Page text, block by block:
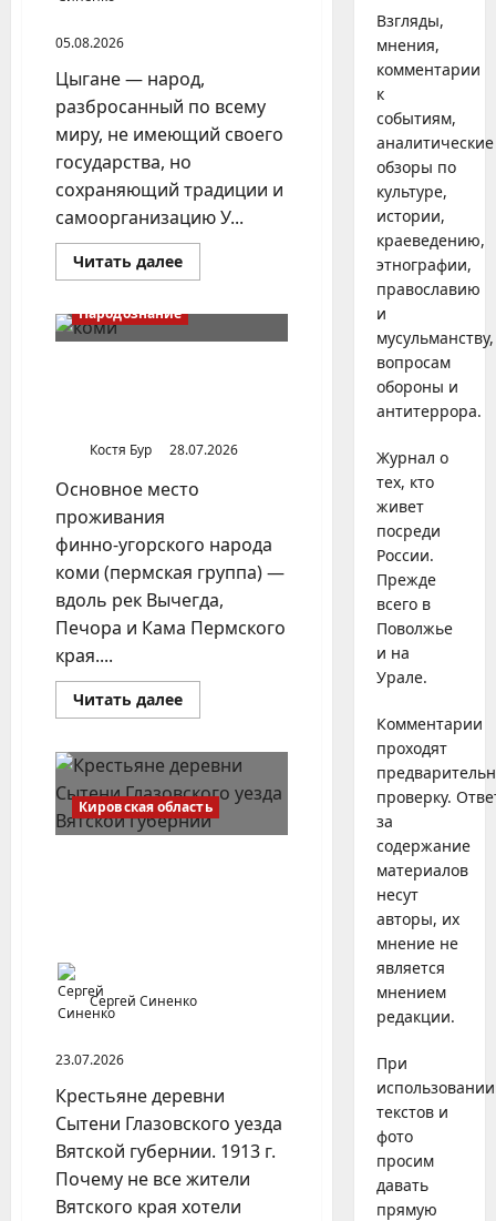
05.08.2026
Цыгане — народ,
разбросанный по всему
миру, не имеющий своего
государства, но
сохраняющий традиции и
самоорганизацию У...
Читать далееПрочитать
больше
в
Центральной
Народознание
Костя Бур
28.07.2026
Основное место
проживания
финно‑угорского народа
коми (пермская группа) —
вдоль рек Вычегда,
Печора и Кама Пермского
края....
Читать далееПрочитать
больше
народ
коми
в
Сибири
и
на
Кировская область
Сергей Синенко
23.07.2026
Крестьяне деревни
Сытени Глазовского уезда
Вятской губернии. 1913 г.
Почему не все жители
Вятского края хотели
Взгляды,
мнения,
комментарии
к
событиям,
аналитические
обзоры по
культуре,
истории,
краеведению,
этнографии,
православию
и
мусульманству,
вопросам
обороны и
антитеррора.
Журнал о
тех, кто
живет
посреди
России.
Прежде
всего в
Поволжье
и на
Урале.
Комментарии
проходят
проверку.
за
содержание
материалов
несут
авторы, их
мнение не
является
мнением
редакции.
При
использовании
текстов и
фото
просим
давать
прямую